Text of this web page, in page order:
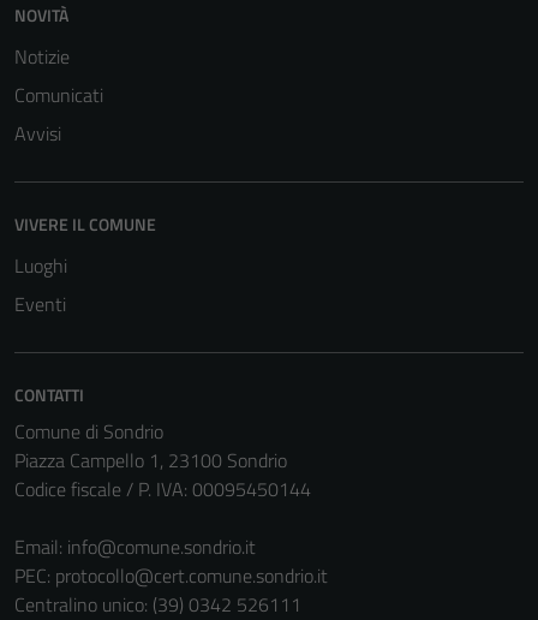
NOVITÀ
Notizie
Comunicati
Avvisi
VIVERE IL COMUNE
Luoghi
Eventi
CONTATTI
Comune di Sondrio
Piazza Campello 1, 23100 Sondrio
Codice fiscale / P. IVA: 00095450144
Email: info@comune.sondrio.it
PEC: protocollo@cert.comune.sondrio.it
Centralino unico: (39) 0342 526111
per il
disabilitati.
informazioni